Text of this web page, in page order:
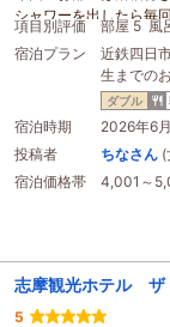
シャワーを出したら毎
いつも18時前にチェッ
一度もありません。
今回に関しては工事予
いつもこの駐車場の
自腹で今回は18時前に
しました。
お泊まりになる際は安
項目別評価 部屋 5 風
宿泊プラン
近鉄四日
生までの
ダブル
宿泊時期
2026年6
投稿者
ちなさん
宿泊価格帯
4,001～
志摩観光ホテル
5